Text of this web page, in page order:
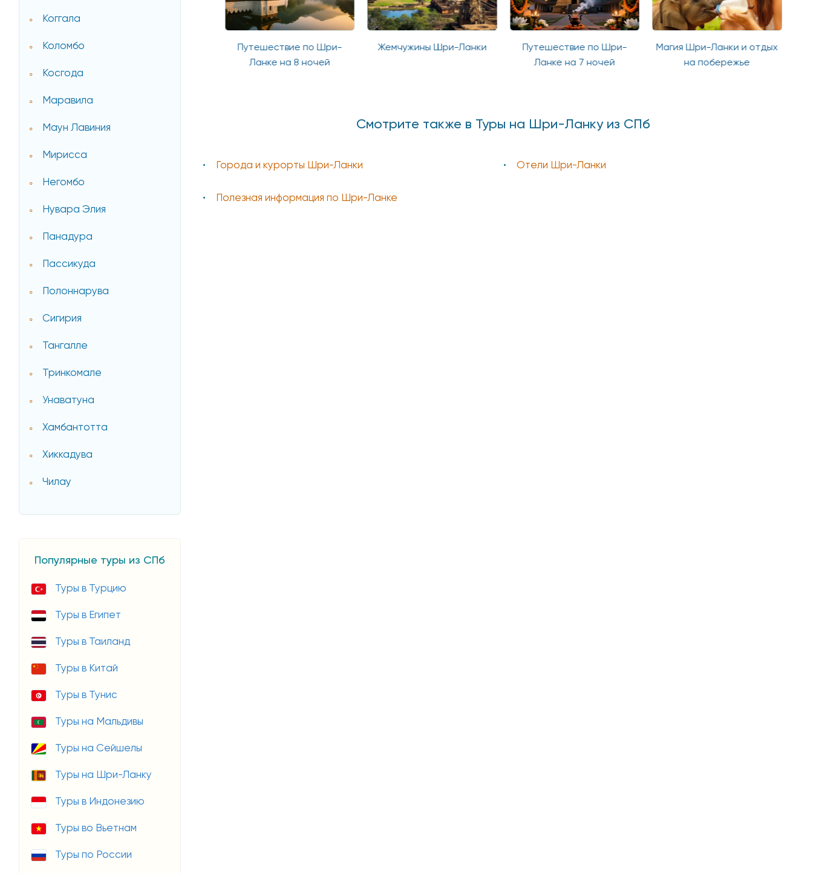
Коггала
Коломбо
Косгода
Маравила
Маун Лавиния
Мирисса
Негомбо
Нувара Элия
Панадура
Пассикуда
Полоннарува
Сигирия
Тангалле
Тринкомале
Унаватуна
Хамбантотта
Хиккадува
Чилау
Популярные туры из СПб
Туры в Турцию
Туры в Египет
Туры в Таиланд
Туры в Китай
Туры в Тунис
Туры на Мальдивы
Туры на Сейшелы
Туры на Шри-Ланку
Туры в Индонезию
Туры во Вьетнам
Туры по России
Шри-Ланке
Путешествие по Шри-
Ланке на 8 ночей
Жемчужины Шри-Ланки
Путешествие по Шри-
Ланке на 7 ночей
Магия Шри-Ланки и отдых
на побережье
Смотрите также в Туры на Шри-Ланку из СПб
Города и курорты Шри-Ланки Отели Шри-Ланки
Полезная информация по Шри-Ланке